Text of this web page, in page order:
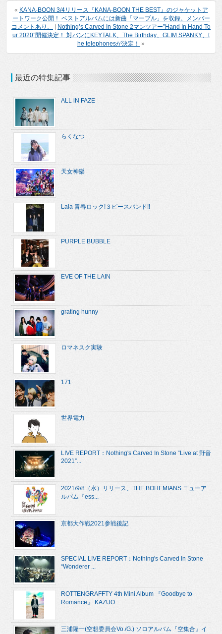
« KANA-BOON 3/4リリース『KANA-BOON THE BEST』のジャケットア
ートワーク公開！ ベストアルバムには新曲「マーブル」を収録。メンバー
コメントあり。
Nothing’s Carved In Stone 2マンツアー”Hand In Hand To
ur 2020”開催決定！ 対バンにKEYTALK、The Birthday、GLIM SPANKY、t
he telephonesが決定！ »
最近の特集記事
ALL iN FAZE
らくなつ
天女神樂
Lala 青春ロック!３ピースバンド!!
PURPLE BUBBLE
EVE OF THE LAIN
grating hunny
ロマネスク実験
171
世界電力
LIVE REPORT：Nothing's Carved In Stone “Live at 野音
2021”...
2021/9/8（水）リリース、THE BOHEMIANS ニューア
ルバム『ess...
京都大作戦2021参戦後記
SPECIAL LIVE REPORT：Nothing's Carved In Stone
“Wonderer ...
ROTTENGRAFFTY 4th Mini Album 『Goodbye to
Romance』 KAZUO...
三浦隆一(空想委員会Vo./G.) ソロアルバム『空集合』イ